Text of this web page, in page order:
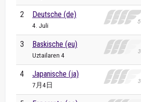
2 Deutsche (de)
4. Juli
3 Baskische (eu)
Uztailaren 4
4 Japanische (ja)
7月4日